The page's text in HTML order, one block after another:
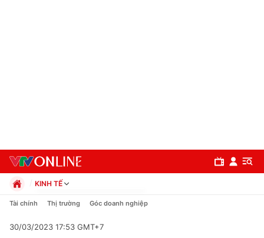
KINH TẾ
Chính trị
Pháp luật
Tài chính Thị trường Góc doanh nghiệp
30/03/2023 17:53 GMT+7